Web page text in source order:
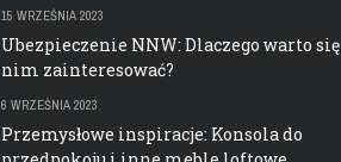
15 WRZEŚNIA 2023
Ubezpieczenie NNW: Dlaczego warto się
nim zainteresować?
6 WRZEŚNIA 2023
Przemysłowe inspiracje: Konsola do